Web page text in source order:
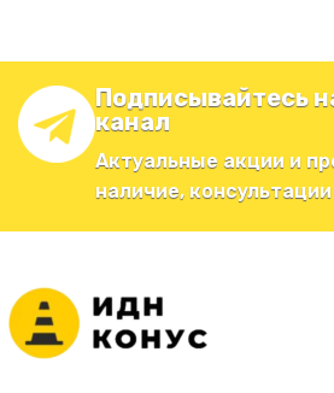
Подписывайтесь
канал
Актуальные акции и
наличие,